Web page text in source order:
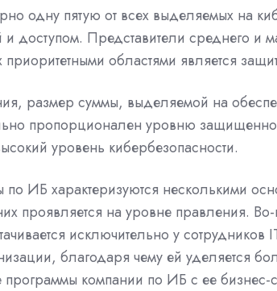
одну пятую от всех выделяемых на
доступом. Представители среднего и
областями является
размер суммы, выделяемой на
пропорционален уровню
уровень кибербезопасности.
ИБ характеризуются несколькими
проявляется на уровне правления.
исключительно у сотрудников
благодаря чему ей уделяется
компании по ИБ с ее бизнес-